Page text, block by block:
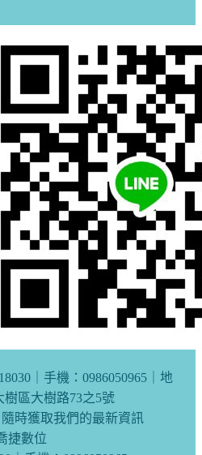
｜手機：0986050965｜地
樹區大樹路73之5號
時獲取我們的最新資訊
捷數位